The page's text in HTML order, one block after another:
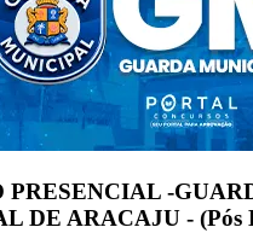
PRESENCIAL -
DE ARACAJU - (Pós